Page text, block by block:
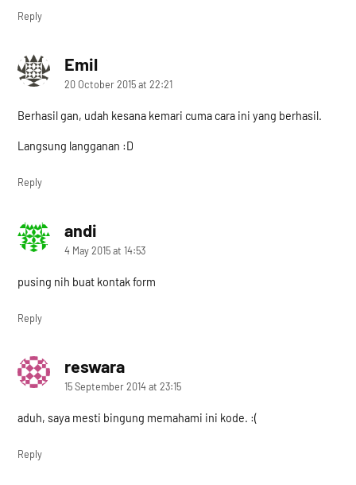
Reply
Emilsays:
20 October 2015 at 22:21
Berhasil gan, udah kesana kemari cuma cara ini yang berhasil.
Langsung langganan :D
Reply
andisays:
4 May 2015 at 14:53
pusing nih buat kontak form
Reply
reswarasays:
15 September 2014 at 23:15
aduh, saya mesti bingung memahami ini kode. :(
Reply